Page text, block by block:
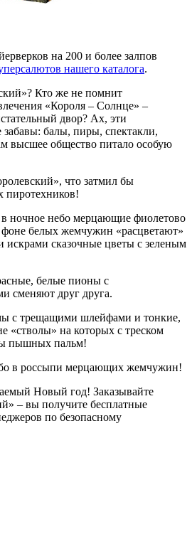
на 200 и более залпов
нашего каталога.
Кто же не помнит
«Короля – Солнце» –
двор? Ах, эти
забавы: балы, пиры, спектакли,
высшее общество питало особую
что затмил бы
пиротехников!
ночное небо мерцающие фиолетово
белых жемчужин «расцветают»
искрами сказочные цветы с зеленым
белые пионы с
сменяют друг друга.
с трещащими шлейфами и тонкие,
«стволы» на которых с треском
пышных пальм!
в россыпи мерцающих жемчужин!
Новый год! Заказывайте
– вы получите бесплатные
по безопасному